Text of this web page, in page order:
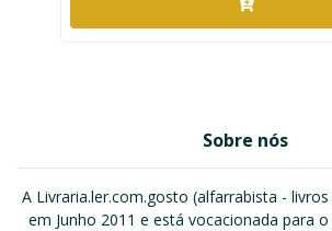
Sobre nós
A Livraria.ler.com.gosto (alfarrabista -
em Junho 2011 e está vocacionada para